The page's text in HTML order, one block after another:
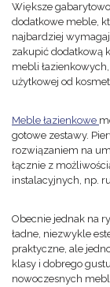
Większe
dodatkowe meble,
najbardziej
zakupić dodatkową
mebli
użytkowej od
Meble łazienkowe
gotowe zestawy.
rozwiązaniem na
łącznie z
instalacyjnych, np.
Obecnie jednak na
ładne, niezwykle
praktyczne, ale
klasy i dobrego
nowoczesnych